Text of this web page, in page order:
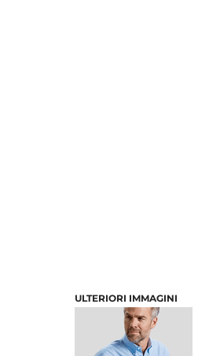
ULTERIORI IMMAGINI